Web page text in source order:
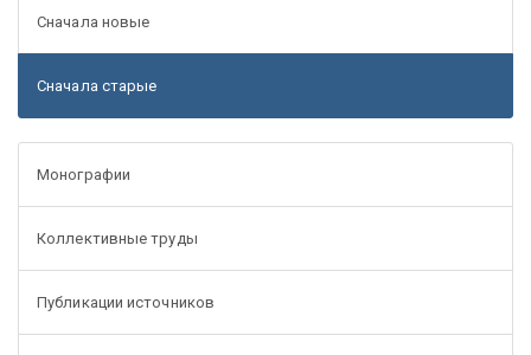
Сначала новые
Сначала старые
Монографии
Коллективные труды
Публикации источников